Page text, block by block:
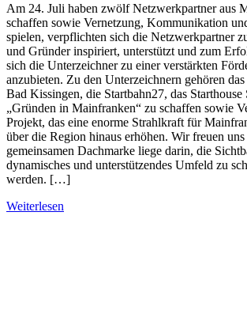
Am 24. Juli haben zwölf Netzwerkpartner aus
schaffen sowie Vernetzung, Kommunikation
spielen, verpflichten sich die Netzwerkpartner
und Gründer inspiriert, unterstützt und zum
sich die Unterzeichner zu einer verstärkten
anzubieten. Zu den Unterzeichnern gehören
Bad Kissingen, die Startbahn27, das
„Gründen in Mainfranken“ zu schaffen sowie
Projekt, das eine enorme Strahlkraft für
über die Region hinaus erhöhen. Wir freuen
gemeinsamen Dachmarke liege darin, die
dynamisches und unterstützendes Umfeld zu
werden. […]
Weiterlesen